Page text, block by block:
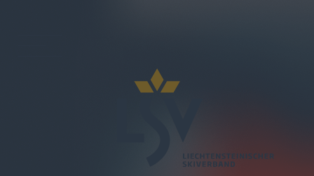
Ost Rennen in Malbun